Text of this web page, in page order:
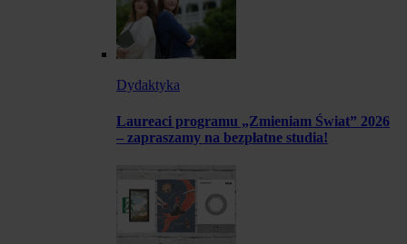
Dydaktyka
Laureaci programu „Zmieniam Świat” 2026
– zapraszamy na bezpłatne studia!